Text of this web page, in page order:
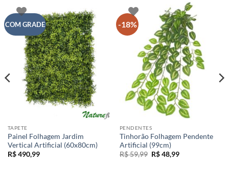
COM GRADE
TAPETE
Painel Folhagem Jardim
Vertical Artificial (60x80cm)
R$490,99
-18%
PENDENTES
Tinhorão Folhagem Pendente
Artificial (99cm)
R$59,99 O
R$48,99O